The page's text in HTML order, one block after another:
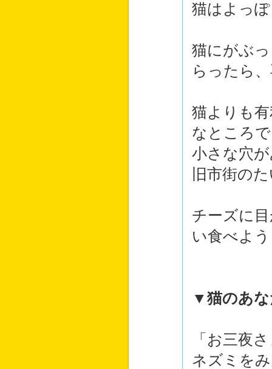
猫はよっ
猫にがぶ
らったら
猫よりも
なところ
小さな穴
旧市街の
チーズに
い食べよ
▼猫のあ
「お三夜
ネズミを